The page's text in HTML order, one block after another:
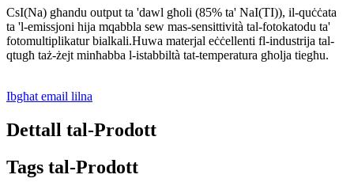
CsI(Na) għandu output ta 'dawl għoli (85% ta' NaI(TI)), il-quċċata
ta 'l-emissjoni hija mqabbla sew mas-sensittività tal-fotokatodu ta'
fotomultiplikatur bialkali.Huwa materjal eċċellenti fl-industrija tal-
qtugħ taż-żejt minħabba l-istabbiltà tat-temperatura għolja tiegħu.
Ibgħat email lilna
Dettall tal-Prodott
Tags tal-Prodott